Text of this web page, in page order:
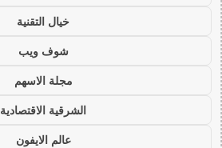
خيال التقنية
شوف ويب
مجلة الاسهم
الشرقية الاقتصادية
عالم الايفون